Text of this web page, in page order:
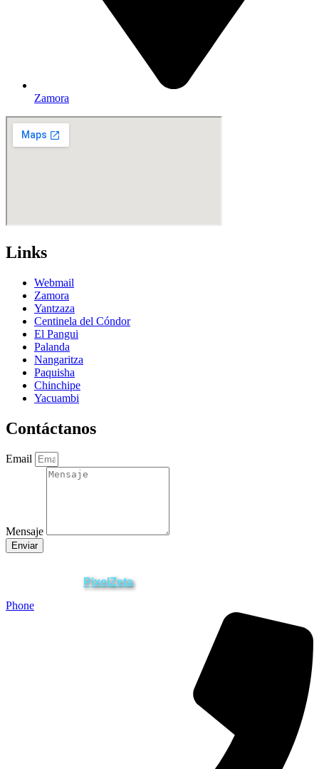
Zamora
Links
Webmail
Zamora
Yantzaza
Centinela del Cóndor
El Pangui
Palanda
Nangaritza
Paquisha
Chinchipe
Yacuambi
Contáctanos
Email
Mensaje
Enviar
PixelZeta
Phone